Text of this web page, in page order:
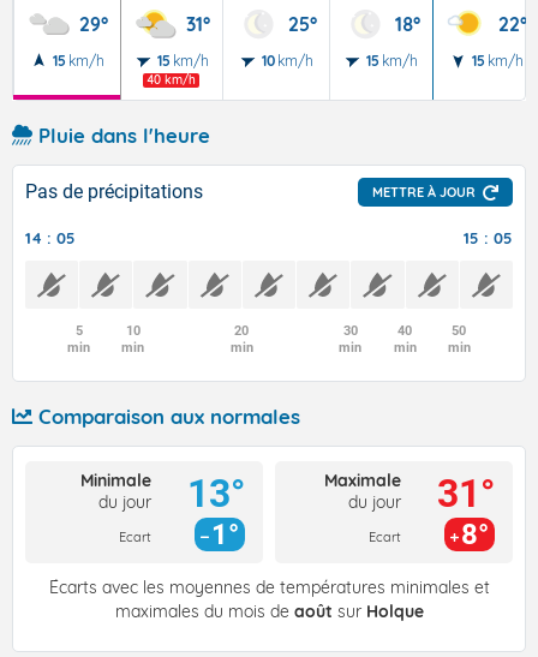
29°
15 km/h
31°
15 km/h
40 km/h
25°
10 km/h
18°
15 km/h
22°
15 km/h
Pluie dans l'heure
Pas de précipitations METTRE À JOUR
14 : 05 15 : 05
5
min
10
min
20
min
30
min
40
min
50
min
Comparaison aux normales
Minimale
du jour
Ecart
13°
1°
Maximale
du jour
Ecart
31°
8°
Écarts avec les moyennes de températures minimales et
maximales du mois de août sur Holque